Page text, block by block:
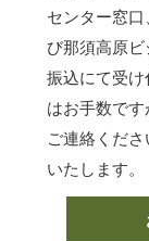
センター窓
び那須高原
振込にて受
はお手数で
ご連絡くだ
いたします。